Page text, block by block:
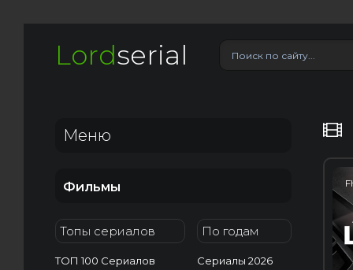
Lordserial
Меню
Фильмы
Топы сериалов
ТОП 100 Сериалов
По годам
Сериалы 2026